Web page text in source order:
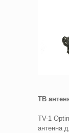
ТВ
TV-1
антенна